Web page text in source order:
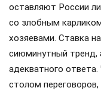
оставляют России
со злобным
хозяевами. Ставка
сиюминутный тренд,
адекватного
столом